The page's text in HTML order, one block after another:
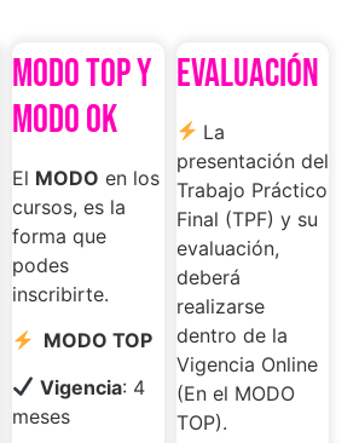
MODO TOP Y
MODO OK
El MODO en los
cursos, es la
forma que
podes
inscribirte.
MODO TOP
Vigencia: 4
meses
EVALUACIÓN
La
presentación del
Trabajo Práctico
Final (TPF) y su
evaluación,
deberá
realizarse
dentro de la
Vigencia Online
(En el MODO
TOP).